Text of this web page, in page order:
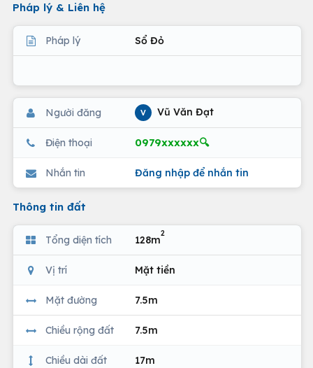
Pháp lý & Liên hệ
Pháp lý Sổ Đỏ
Người đăng V Vũ Văn Đạt
Điện thoại 0979xxxxxx🔍
Nhắn tin Đăng nhập để nhắn tin
Thông tin đất
Tổng diện tích 128m
2
Vị trí Mặt tiền
Mặt đường 7.5m
Chiều rộng đất 7.5m
Chiều dài đất 17m